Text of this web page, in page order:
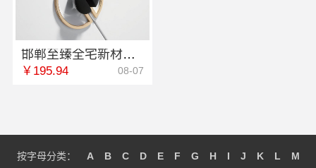
邯郸至臻全宅新材料有限公司，邯山健康设计引领绿色家装新风尚
￥195.94 08-07
按字母分类： A B C D E F G H I J K L
M